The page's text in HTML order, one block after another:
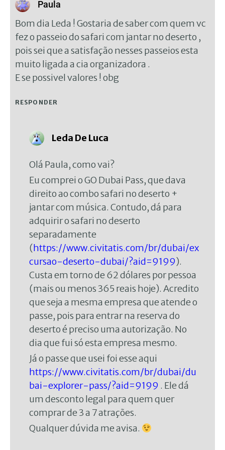
Paula
Bom dia Leda ! Gostaria de saber com quem vc
fez o passeio do safari com jantar no deserto ,
pois sei que a satisfação nesses passeios esta
muito ligada a cia organizadora .
E se possivel valores ! obg
RESPONDER
Leda De Luca
Olá Paula, como vai?
Eu comprei o GO Dubai Pass, que dava
direito ao combo safari no deserto +
jantar com música. Contudo, dá para
adquirir o safari no deserto
separadamente
(https://www.civitatis.com/br/dubai/ex
cursao-deserto-dubai/?aid=9199).
Custa em torno de 62 dólares por pessoa
(mais ou menos 365 reais hoje). Acredito
que seja a mesma empresa que atende o
passe, pois para entrar na reserva do
deserto é preciso uma autorização. No
dia que fui só esta empresa mesmo.
Já o passe que usei foi esse aqui
https://www.civitatis.com/br/dubai/du
bai-explorer-pass/?aid=9199 . Ele dá
um desconto legal para quem quer
comprar de 3 a 7 atrações.
Qualquer dúvida me avisa.